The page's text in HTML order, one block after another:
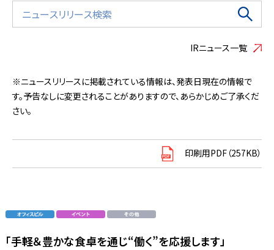
IRニュース一覧
※ニュースリリースに掲載されている情報は、発表日現在の情報で
す。予告なしに変更されることがありますので、あらかじめご了承くだ
さい。
印刷用PDF（257KB）
「手軽＆豊かな食卓を通じ“働く”を応援します」